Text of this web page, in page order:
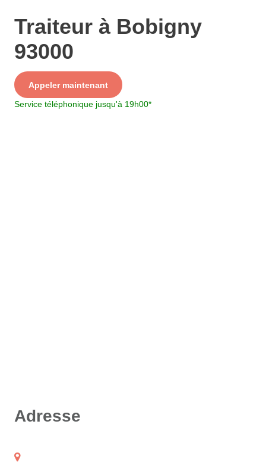
Traiteur à Bobigny
93000
Appeler maintenant
Service
+ prix appel
Service téléphonique jusqu'à 19h00*
Adresse